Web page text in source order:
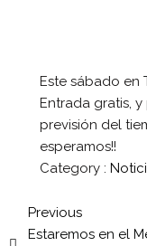
Este sábado en
Entrada gratis,
previsión del
esperamos!!
Category :
Previous
Estaremos en el